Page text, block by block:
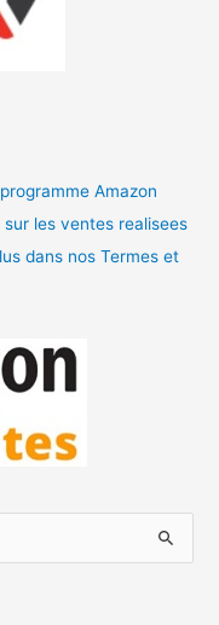
Amazon
les ventes realisees
dans nos Termes et